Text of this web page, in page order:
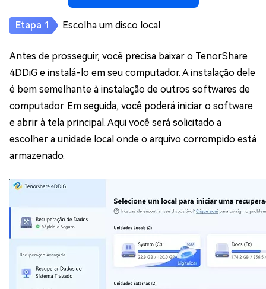
Escolha um disco local
Antes de prosseguir, você precisa baixar o TenorShare
4DDiG e instalá-lo em seu computador. A instalação dele
é bem semelhante à instalação de outros softwares de
computador. Em seguida, você poderá iniciar o software
e abrir à tela principal. Aqui você será solicitado a
escolher a unidade local onde o arquivo corrompido está
armazenado.